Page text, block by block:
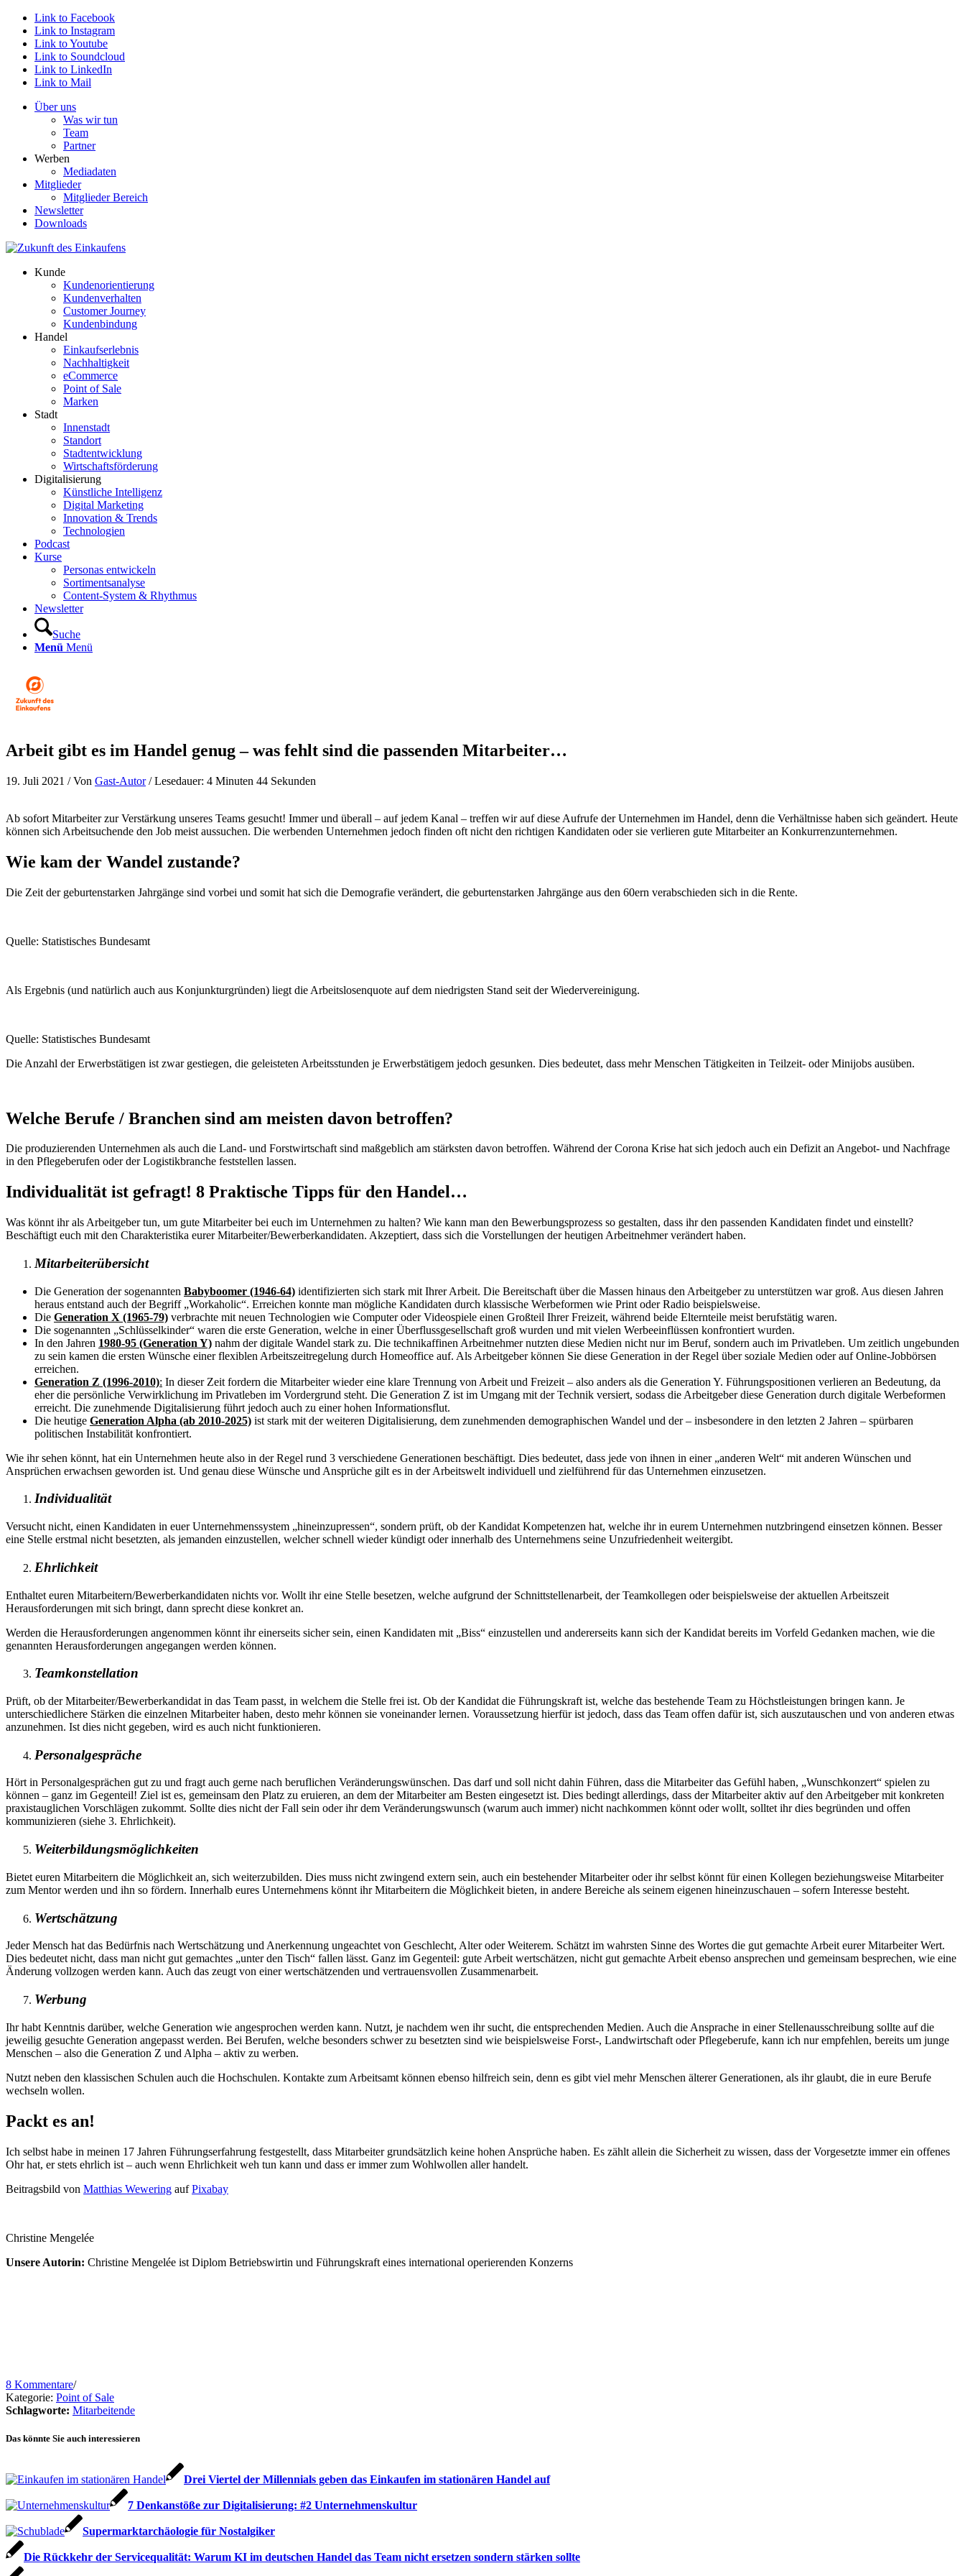
Link to Facebook
Link to Instagram
Link to Youtube
Link to Soundcloud
Link to LinkedIn
Link to Mail
Über uns
Was wir tun
Team
Partner
Werben
Mediadaten
Mitglieder
Mitglieder Bereich
Newsletter
Downloads
Kunde
Kundenorientierung
Kundenverhalten
Customer Journey
Kundenbindung
Handel
Einkaufserlebnis
Nachhaltigkeit
eCommerce
Point of Sale
Marken
Stadt
Innenstadt
Standort
Stadtentwicklung
Wirtschaftsförderung
Digitalisierung
Künstliche Intelligenz
Digital Marketing
Innovation & Trends
Technologien
Podcast
Kurse
Personas entwickeln
Sortimentsanalyse
Content-System & Rhythmus
Newsletter
Suche
Menü Menü
Arbeit gibt es im Handel genug – was fehlt sind die passenden Mitarbeiter…
19. Juli 2021 / Von Gast-Autor/ Lesedauer: 4 Minuten 44 Sekunden
Ab sofort Mitarbeiter zur Verstärkung unseres Teams gesucht! Immer und überall – auf jedem Kanal – treffen wir auf diese Aufrufe der Unternehmen im Handel, denn die Verhältnisse haben sich geändert. Heute
können sich Arbeitsuchende den Job meist aussuchen. Die werbenden Unternehmen jedoch finden oft nicht den richtigen Kandidaten oder sie verlieren gute Mitarbeiter an Konkurrenzunternehmen.
Wie kam der Wandel zustande?
Die Zeit der geburtenstarken Jahrgänge sind vorbei und somit hat sich die Demografie verändert, die geburtenstarken Jahrgänge aus den 60ern verabschieden sich in die Rente.
Quelle: Statistisches Bundesamt
Als Ergebnis (und natürlich auch aus Konjunkturgründen) liegt die Arbeitslosenquote auf dem niedrigsten Stand seit der Wiedervereinigung.
Quelle: Statistisches Bundesamt
Die Anzahl der Erwerbstätigen ist zwar gestiegen, die geleisteten Arbeitsstunden je Erwerbstätigem jedoch gesunken. Dies bedeutet, dass mehr Menschen Tätigkeiten in Teilzeit- oder Minijobs ausüben.
Welche Berufe / Branchen sind am meisten davon betroffen?
Die produzierenden Unternehmen als auch die Land- und Forstwirtschaft sind maßgeblich am stärksten davon betroffen. Während der Corona Krise hat sich jedoch auch ein Defizit an Angebot- und Nachfrage
in den Pflegeberufen oder der Logistikbranche feststellen lassen.
Individualität ist gefragt! 8 Praktische Tipps für den Handel…
Was könnt ihr als Arbeitgeber tun, um gute Mitarbeiter bei euch im Unternehmen zu halten? Wie kann man den Bewerbungsprozess so gestalten, dass ihr den passenden Kandidaten findet und einstellt?
Beschäftigt euch mit den Charakteristika eurer Mitarbeiter/Bewerberkandidaten. Akzeptiert, dass sich die Vorstellungen der heutigen Arbeitnehmer verändert haben.
Mitarbeiterübersicht
Die Generation der sogenannten Babyboomer (1946-64) identifizierten sich stark mit Ihrer Arbeit. Die Bereitschaft über die Massen hinaus den Arbeitgeber zu unterstützen war groß. Aus diesen Jahren
heraus entstand auch der Begriff „Workaholic“. Erreichen konnte man mögliche Kandidaten durch klassische Werbeformen wie Print oder Radio beispielsweise.
Die Generation X (1965-79) verbrachte mit neuen Technologien wie Computer oder Videospiele einen Großteil Ihrer Freizeit, während beide Elternteile meist berufstätig waren.
Die sogenannten „Schlüsselkinder“ waren die erste Generation, welche in einer Überflussgesellschaft groß wurden und mit vielen Werbeeinflüssen konfrontiert wurden.
In den Jahren 1980-95 (Generation Y) nahm der digitale Wandel stark zu. Die technikaffinen Arbeitnehmer nutzten diese Medien nicht nur im Beruf, sondern auch im Privatleben. Um zeitlich ungebunden
zu sein kamen die ersten Wünsche einer flexiblen Arbeitszeitregelung durch Homeoffice auf. Als Arbeitgeber können Sie diese Generation in der Regel über soziale Medien oder auf Online-Jobbörsen
erreichen.
Generation Z (1996-2010): In dieser Zeit fordern die Mitarbeiter wieder eine klare Trennung von Arbeit und Freizeit – also anders als die Generation Y. Führungspositionen verlieren an Bedeutung, da
eher die persönliche Verwirklichung im Privatleben im Vordergrund steht. Die Generation Z ist im Umgang mit der Technik versiert, sodass die Arbeitgeber diese Generation durch digitale Werbeformen
erreicht. Die zunehmende Digitalisierung führt jedoch auch zu einer hohen Informationsflut.
Die heutige Generation Alpha (ab 2010-2025) ist stark mit der weiteren Digitalisierung, dem zunehmenden demographischen Wandel und der – insbesondere in den letzten 2 Jahren – spürbaren
politischen Instabilität konfrontiert.
Wie ihr sehen könnt, hat ein Unternehmen heute also in der Regel rund 3 verschiedene Generationen beschäftigt. Dies bedeutet, dass jede von ihnen in einer „anderen Welt“ mit anderen Wünschen und
Ansprüchen erwachsen geworden ist. Und genau diese Wünsche und Ansprüche gilt es in der Arbeitswelt individuell und zielführend für das Unternehmen einzusetzen.
Individualität
Versucht nicht, einen Kandidaten in euer Unternehmenssystem „hineinzupressen“, sondern prüft, ob der Kandidat Kompetenzen hat, welche ihr in eurem Unternehmen nutzbringend einsetzen können. Besser
eine Stelle erstmal nicht besetzten, als jemanden einzustellen, welcher schnell wieder kündigt oder innerhalb des Unternehmens seine Unzufriedenheit weitergibt.
Ehrlichkeit
Enthaltet euren Mitarbeitern/Bewerberkandidaten nichts vor. Wollt ihr eine Stelle besetzen, welche aufgrund der Schnittstellenarbeit, der Teamkollegen oder beispielsweise der aktuellen Arbeitszeit
Herausforderungen mit sich bringt, dann sprecht diese konkret an.
Werden die Herausforderungen angenommen könnt ihr einerseits sicher sein, einen Kandidaten mit „Biss“ einzustellen und andererseits kann sich der Kandidat bereits im Vorfeld Gedanken machen, wie die
genannten Herausforderungen angegangen werden können.
Teamkonstellation
Prüft, ob der Mitarbeiter/Bewerberkandidat in das Team passt, in welchem die Stelle frei ist. Ob der Kandidat die Führungskraft ist, welche das bestehende Team zu Höchstleistungen bringen kann. Je
unterschiedlichere Stärken die einzelnen Mitarbeiter haben, desto mehr können sie voneinander lernen. Voraussetzung hierfür ist jedoch, dass das Team offen dafür ist, sich auszutauschen und von anderen etwas
anzunehmen. Ist dies nicht gegeben, wird es auch nicht funktionieren.
Personalgespräche
Hört in Personalgesprächen gut zu und fragt auch gerne nach beruflichen Veränderungswünschen. Das darf und soll nicht dahin Führen, dass die Mitarbeiter das Gefühl haben, „Wunschkonzert“ spielen zu
können – ganz im Gegenteil! Ziel ist es, gemeinsam den Platz zu eruieren, an dem der Mitarbeiter am Besten eingesetzt ist. Dies bedingt allerdings, dass der Mitarbeiter aktiv auf den Arbeitgeber mit konkreten
praxistauglichen Vorschlägen zukommt. Sollte dies nicht der Fall sein oder ihr dem Veränderungswunsch (warum auch immer) nicht nachkommen könnt oder wollt, solltet ihr dies begründen und offen
kommunizieren (siehe 3. Ehrlichkeit).
Weiterbildungsmöglichkeiten
Bietet euren Mitarbeitern die Möglichkeit an, sich weiterzubilden. Dies muss nicht zwingend extern sein, auch ein bestehender Mitarbeiter oder ihr selbst könnt für einen Kollegen beziehungsweise Mitarbeiter
zum Mentor werden und ihn so fördern. Innerhalb eures Unternehmens könnt ihr Mitarbeitern die Möglichkeit bieten, in andere Bereiche als seinem eigenen hineinzuschauen – sofern Interesse besteht.
Wertschätzung
Jeder Mensch hat das Bedürfnis nach Wertschätzung und Anerkennung ungeachtet von Geschlecht, Alter oder Weiterem. Schätzt im wahrsten Sinne des Wortes die gut gemachte Arbeit eurer Mitarbeiter Wert.
Dies bedeutet nicht, dass man nicht gut gemachtes „unter den Tisch“ fallen lässt. Ganz im Gegenteil: gute Arbeit wertschätzen, nicht gut gemachte Arbeit ebenso ansprechen und gemeinsam besprechen, wie eine
Änderung vollzogen werden kann. Auch das zeugt von einer wertschätzenden und vertrauensvollen Zusammenarbeit.
Werbung
Ihr habt Kenntnis darüber, welche Generation wie angesprochen werden kann. Nutzt, je nachdem wen ihr sucht, die entsprechenden Medien. Auch die Ansprache in einer Stellenausschreibung sollte auf die
jeweilig gesuchte Generation angepasst werden. Bei Berufen, welche besonders schwer zu besetzten sind wie beispielsweise Forst-, Landwirtschaft oder Pflegeberufe, kann ich nur empfehlen, bereits um junge
Menschen – also die Generation Z und Alpha – aktiv zu werben.
Nutzt neben den klassischen Schulen auch die Hochschulen. Kontakte zum Arbeitsamt können ebenso hilfreich sein, denn es gibt viel mehr Menschen älterer Generationen, als ihr glaubt, die in eure Berufe
wechseln wollen.
Packt es an!
Ich selbst habe in meinen 17 Jahren Führungserfahrung festgestellt, dass Mitarbeiter grundsätzlich keine hohen Ansprüche haben. Es zählt allein die Sicherheit zu wissen, dass der Vorgesetzte immer ein offenes
Ohr hat, er stets ehrlich ist – auch wenn Ehrlichkeit weh tun kann und dass er immer zum Wohlwollen aller handelt.
Beitragsbild von Matthias Wewering aufPixabay
Christine Mengelée
Unsere Autorin: Christine Mengelée ist Diplom Betriebswirtin und Führungskraft eines international operierenden Konzerns
8 Kommentare/
Kategorie: Point of Sale
Schlagworte: Mitarbeitende
Das könnte Sie auch interessieren
Drei Viertel der Millennials geben das Einkaufen im stationären Handel auf
7 Denkanstöße zur Digitalisierung: #2 Unternehmenskultur
Supermarktarchäologie für Nostalgiker
Die Rückkehr der Servicequalität: Warum KI im deutschen Handel das Team nicht ersetzen sondern stärken sollte